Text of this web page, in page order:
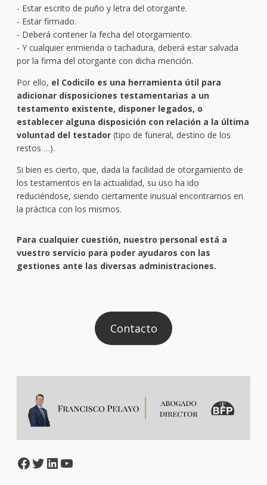
- Estar escrito de puño y letra del otorgante.
- Estar firmado.
- Deberá contener la fecha del otorgamiento.
- Y cualquier enmienda o tachadura, deberá estar salvada
por la firma del otorgante con dicha mención.
Por ello, el Codicilo es una herramienta útil para
adicionar disposiciones testamentarias a un
testamento existente, disponer legados, o
establecer alguna disposición con relación a la última
voluntad del testador (tipo de funeral, destino de los
restos …).
Si bien es cierto, que, dada la facilidad de otorgamiento de
los testamentos en la actualidad, su uso ha ido
reduciéndose, siendo ciertamente inusual encontrarnos en
la práctica con los mismos.
Para cualquier cuestión, nuestro personal está a
vuestro servicio para poder ayudaros con las
gestiones ante las diversas administraciones.
Contacto
Facebook
Twitter
LinkedIn
YouTube